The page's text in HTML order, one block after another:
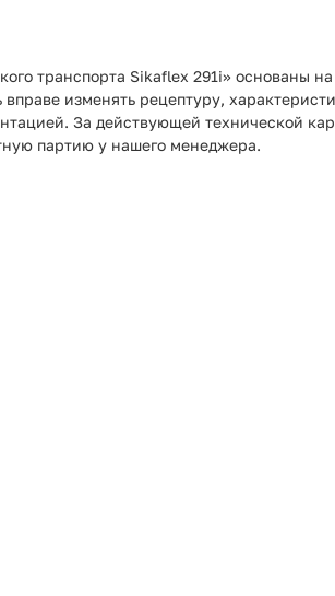
транспорта Sikaflex 291i» основаны
изменять рецептуру,
За действующей технической
партию у нашего менеджера.